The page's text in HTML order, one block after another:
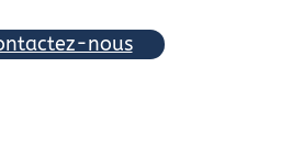
nous